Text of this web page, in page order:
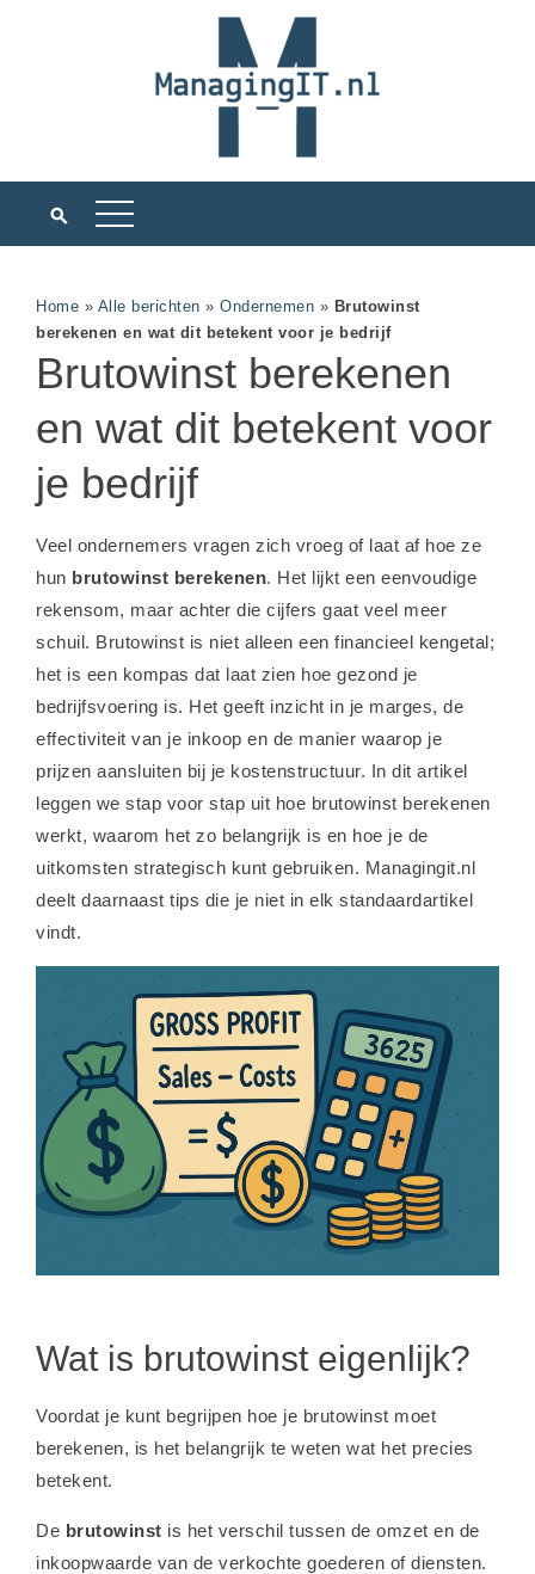
Home » Alle berichten » Ondernemen » Brutowinst
berekenen en wat dit betekent voor je bedrijf
Brutowinst berekenen
en wat dit betekent voor
je bedrijf
Veel ondernemers vragen zich vroeg of laat af hoe ze
hun brutowinst berekenen. Het lijkt een eenvoudige
rekensom, maar achter die cijfers gaat veel meer
schuil. Brutowinst is niet alleen een financieel kengetal;
het is een kompas dat laat zien hoe gezond je
bedrijfsvoering is. Het geeft inzicht in je marges, de
effectiviteit van je inkoop en de manier waarop je
prijzen aansluiten bij je kostenstructuur. In dit artikel
leggen we stap voor stap uit hoe brutowinst berekenen
werkt, waarom het zo belangrijk is en hoe je de
uitkomsten strategisch kunt gebruiken. Managingit.nl
deelt daarnaast tips die je niet in elk standaardartikel
vindt.
Wat is brutowinst eigenlijk?
Voordat je kunt begrijpen hoe je brutowinst moet
berekenen, is het belangrijk te weten wat het precies
betekent.
De brutowinst is het verschil tussen de omzet en de
inkoopwaarde van de verkochte goederen of diensten.